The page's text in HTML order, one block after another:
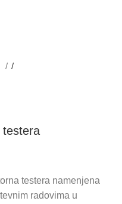
testera
testera namenjena
radovima u